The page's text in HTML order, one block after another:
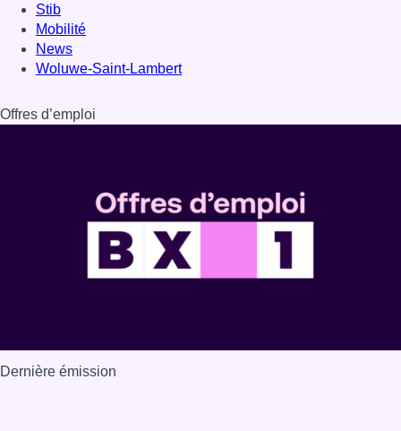
Stib
Mobilité
News
Woluwe-Saint-Lambert
Offres d’emploi
Dernière émission